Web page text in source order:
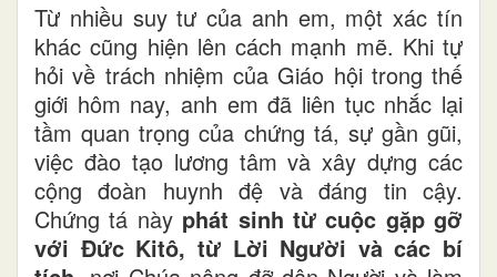
Từ nhiều suy tư của anh em, một xác tín
khác cũng hiện lên cách mạnh mẽ. Khi tự
hỏi về trách nhiệm của Giáo hội trong thế
giới hôm nay, anh em đã liên tục nhắc lại
tầm quan trọng của chứng tá, sự gần gũi,
việc đào tạo lương tâm và xây dựng các
cộng đoàn huynh đệ và đáng tin cậy.
Chứng tá này phát sinh từ cuộc gặp gỡ
với Đức Kitô, từ Lời Người và các bí